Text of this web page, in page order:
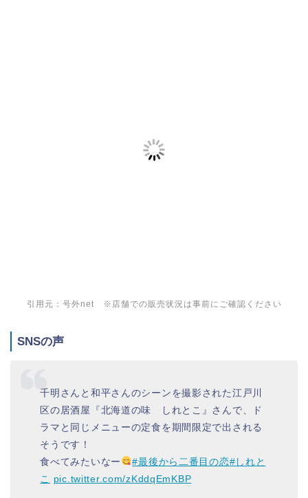
引用元：号外net ※店舗での販売状況は事前にご確認ください
SNSの声
千明さんと和平さんのシーンを撮影された江戸川
区の居酒屋『北海道の味 しれとこ』さんで、ド
ラマと同じメニューの定食を期間限定で出される
そうです！
食べてみたいなー
#最後から二番目の恋#しれと
こ
pic.twitter.com/zKddqEmKBP